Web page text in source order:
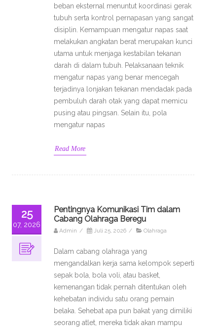
beban eksternal menuntut koordinasi gerak
tubuh serta kontrol pernapasan yang sangat
disiplin. Kemampuan mengatur napas saat
melakukan angkatan berat merupakan kunci
utama untuk menjaga kestabilan tekanan
darah di dalam tubuh. Pelaksanaan teknik
mengatur napas yang benar mencegah
terjadinya lonjakan tekanan mendadak pada
pembuluh darah otak yang dapat memicu
pusing atau pingsan. Selain itu, pola
mengatur napas
Read More
25
07, 2026
Pentingnya Komunikasi Tim dalam
Cabang Olahraga Beregu
Admin / Juli 25, 2026 / Olahraga
Dalam cabang olahraga yang
mengandalkan kerja sama kelompok seperti
sepak bola, bola voli, atau basket,
kemenangan tidak pernah ditentukan oleh
kehebatan individu satu orang pemain
belaka. Sehebat apa pun bakat yang dimiliki
seorang atlet, mereka tidak akan mampu